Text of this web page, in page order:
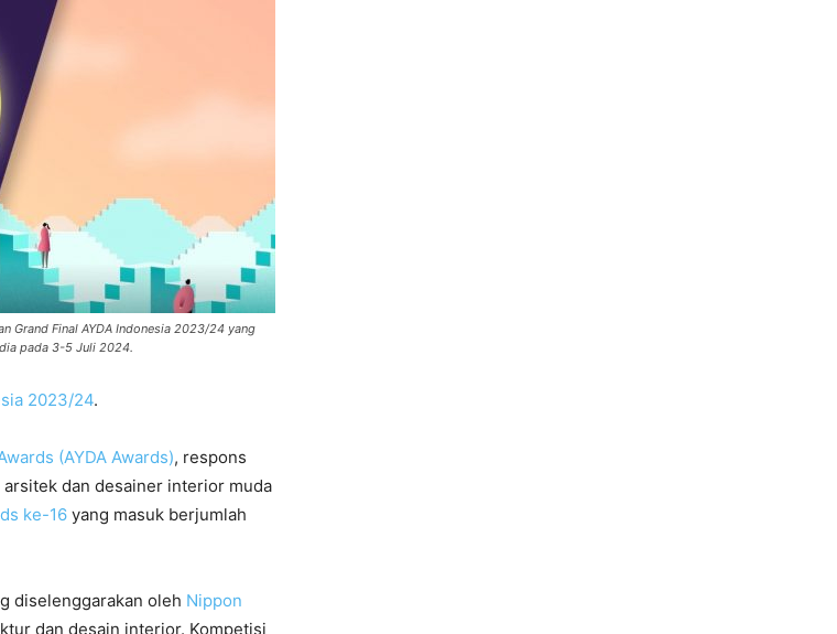
Grand Final AYDA Indonesia 2023/24 yang
pada 3-5 Juli 2024.
2023/24.
(AYDA Awards), respons
dan desainer interior muda
ke-16 yang masuk berjumlah
diselenggarakan oleh Nippon
dan desain interior. Kompetisi